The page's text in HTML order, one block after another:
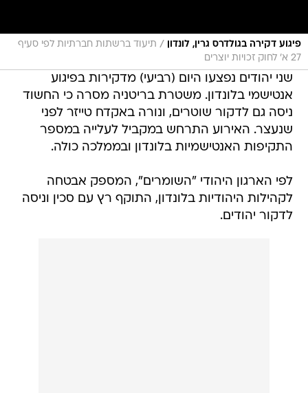
פיגוע דקירה בגולדרס גרין, לונדון / תיעוד ברשתות חברתיות לפי סעיף
27 א' לחוק זכויות יוצרים
שני יהודים נפצעו היום (רביעי) מדקירות בפיגוע
אנטישמי בלונדון. משטרת בריטניה מסרה כי החשוד
ניסה גם לדקור שוטרים, ונורה באקדח טייזר לפני
שנעצר. האירוע התרחש במקביל לעלייה במספר
התקיפות האנטישמיות בלונדון ובממלכה כולה.
לפי הארגון היהודי "השומרים", המספק אבטחה
לקהילות היהודיות בלונדון, התוקף רץ עם סכין וניסה
לדקור יהודים.